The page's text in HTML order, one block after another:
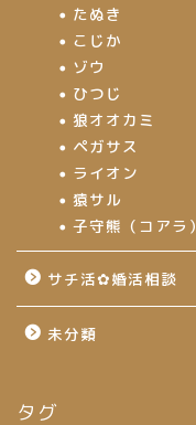
たぬき
こじか
ゾウ
ひつじ
狼オオカミ
ペガサス
ライオン
猿サル
子守熊（コアラ）
サチ活✿婚活相談
未分類
タグ